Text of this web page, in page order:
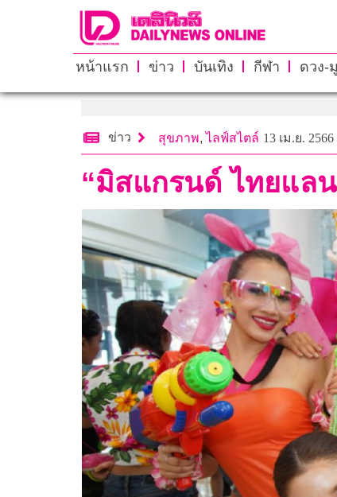
หน้าแรก ข่าว บันเทิง กีฬา ดวง-
ข่าว สุขภาพ,ไลฟ์สไตล์ 13 เม.ย.
“มิสแกรนด์ ไทยแล